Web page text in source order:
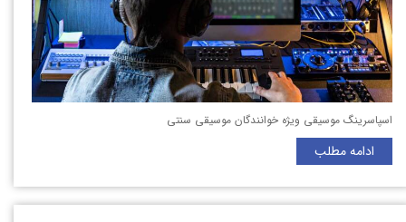
اسپاسرینگ موسیقی ویژه خوانندگان موسیقی سنتی
ادامه مطلب